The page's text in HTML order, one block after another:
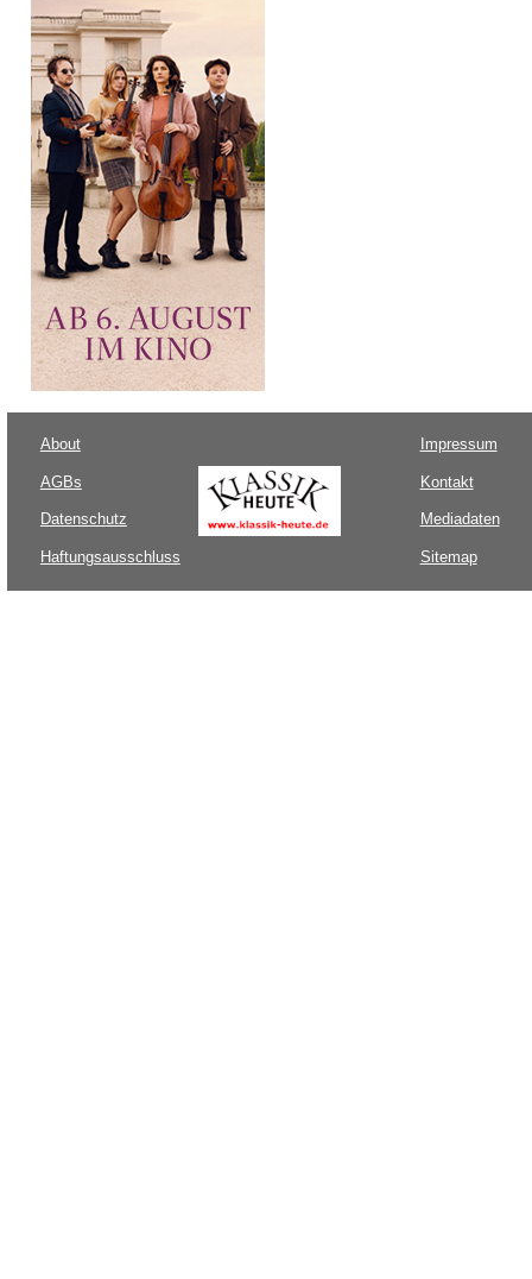
About
AGBs
Datenschutz
Haftungsausschluss
Impressum
Kontakt
Mediadaten
Sitemap